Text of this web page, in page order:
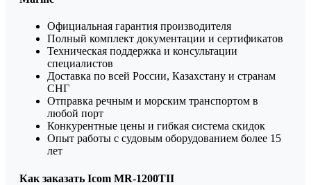
Официальная гарантия производителя
Полный комплект документации и сертификатов
Техническая поддержка и консультации
специалистов
Доставка по всей России, Казахстану и странам
СНГ
Отправка речным и морским транспортом в
любой порт
Конкурентные цены и гибкая система скидок
Опыт работы с судовым оборудованием более 15
лет
Как заказать Icom MR-1200TII